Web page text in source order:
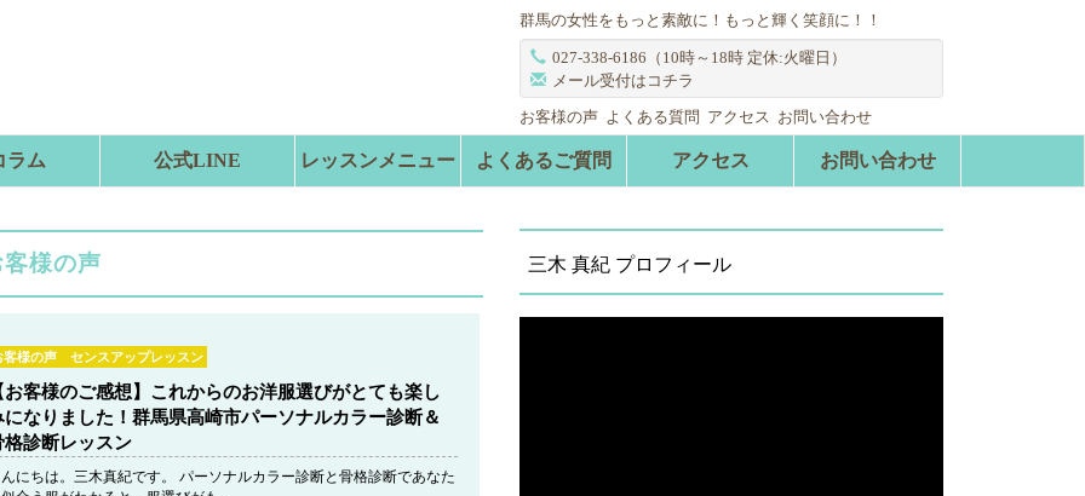
群馬の女性をもっと素敵に！もっと輝く笑顔に！！
027-338-6186（10時～18時 定休:火曜日）
メール受付はコチラ
お客様の声 よくある質問 アクセス お問い合わせ
ラム 公式LINE レッスンメニュー よくあるご質問 アクセス お問い合わせ
客様の声
客様の声 センスアップレッスン
お客様のご感想】これからのお洋服選びがとても楽し
になりました！群馬県高崎市パーソナルカラー診断＆
格診断レッスン
にちは。三木真紀です。 パーソナルカラー診断と骨格診断であなた
三木 真紀 プロフィール